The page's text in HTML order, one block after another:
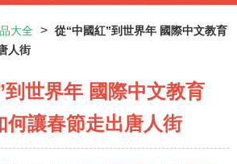
大全 > 從“中國紅”到世界年 國際中文教育
人街
到世界年 國際中文教育
何讓春節走出唐人街